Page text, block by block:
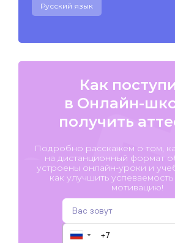
Русский язык
Как
в Онлайн-
получить
Подробно расскажем о том,
на дистанционный формат
устроены онлайн-уроки и
как улучшить
мотивацию!
▼